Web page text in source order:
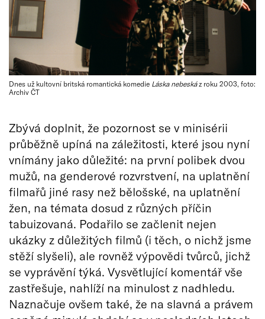
Dnes už kultovní britská romantická komedie Láska nebeskáz roku 2003, foto:
Archiv ČT
Zbývá doplnit, že pozornost se v minisérii
průběžně upíná na záležitosti, které jsou nyní
vnímány jako důležité: na první polibek dvou
mužů, na genderové rozvrstvení, na uplatnění
filmařů jiné rasy než bělošské, na uplatnění
žen, na témata dosud z různých příčin
tabuizovaná. Podařilo se začlenit nejen
ukázky z důležitých filmů (i těch, o nichž jsme
stěží slyšeli), ale rovněž výpovědi tvůrců, jichž
se vyprávění týká. Vysvětlující komentář vše
zastřešuje, nahlíží na minulost z nadhledu.
Naznačuje ovšem také, že na slavná a právem